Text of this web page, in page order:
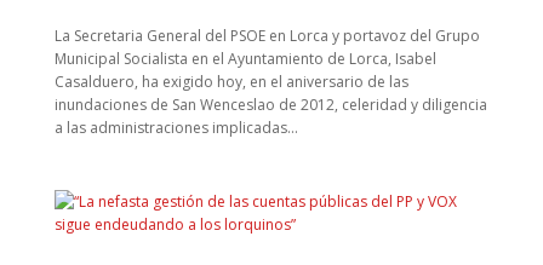
La Secretaria General del PSOE en Lorca y portavoz del Grupo
Municipal Socialista en el Ayuntamiento de Lorca, Isabel
Casalduero, ha exigido hoy, en el aniversario de las
inundaciones de San Wenceslao de 2012, celeridad y diligencia
a las administraciones implicadas...